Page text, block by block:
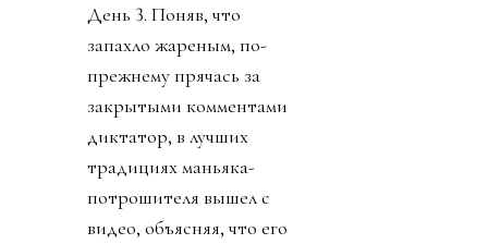
День 3. Поняв, что
запахло жареным, по-
прежнему прячась за
закрытыми комментами
диктатор, в лучших
традициях маньяка-
потрошителя вышел с
видео, объясняя, что его